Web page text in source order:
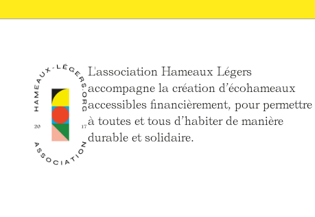
L'association Hameaux Légers
accompagne la création d’écohameaux
accessibles financièrement, pour permettre
à toutes et tous d’habiter de manière
durable et solidaire.